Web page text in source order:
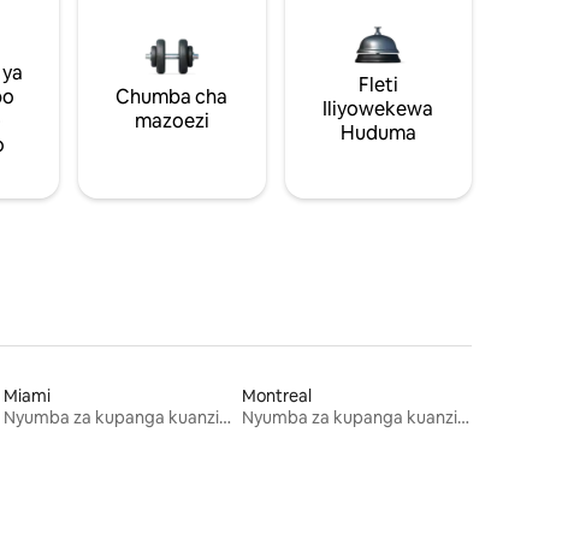
Chumba cha
mazoezi
Fleti
Iliyowekewa
Huduma
Miami
Nyumba za kupanga kuanzia mwezi mmoja
Montreal
Nyumba za kupanga kuanzia mwezi mmoja